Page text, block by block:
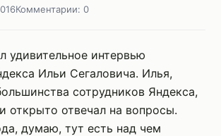
Комментарии: 0
удивительное интервью
Ильи Сегаловича. Илья,
сотрудников Яндекса,
открыто отвечал на вопросы.
думаю, тут есть над чем